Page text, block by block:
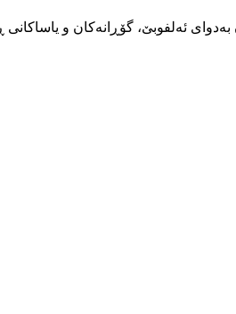
ئەلفوبێ، گۆڕانەکان و